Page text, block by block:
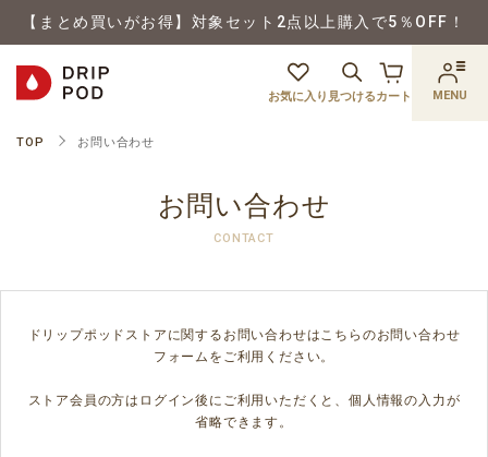
【まとめ買いがお得】対象セット2点以上購入で5％OFF！
お気に入り 見つけるカート MENU
TOP お問い合わせ
お問い合わせ
CONTACT
ドリップポッドストアに関するお問い合わせはこちらのお問い合わせ
フォームをご利用ください。
ストア会員の方はログイン後にご利用いただくと、個人情報の入力が
省略できます。